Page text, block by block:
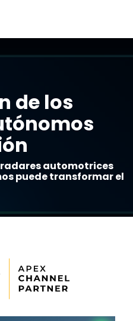
de los
automotrices
puede transformar el